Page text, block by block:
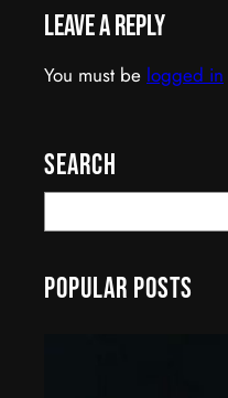
Leave a Reply
You must be logged in
Search
e
r
Popular Posts